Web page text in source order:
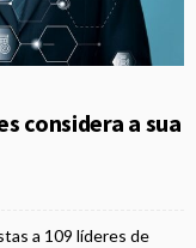
considera a sua
a 109 líderes de